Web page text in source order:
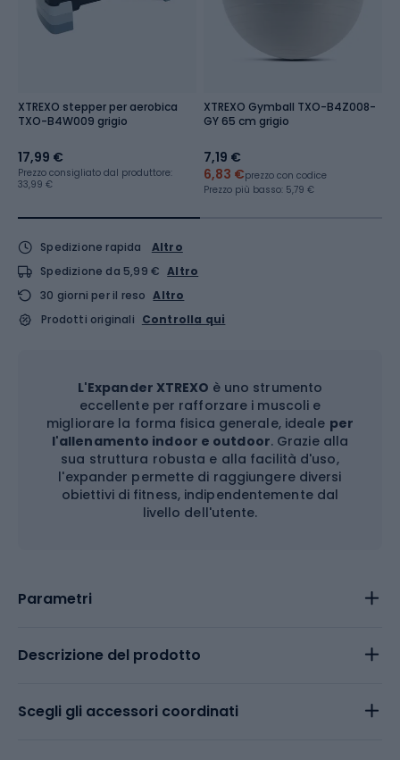
XTREXO stepper per aerobica
TXO-B4W009 grigio
17,99 €
Prezzo consigliato dal produttore:
33,99 €
XTREXO Gymball TXO-B4Z008-
GY 65 cm grigio
7,19 €
6,83 €prezzo con codice
Prezzo più basso: 5,79 €
Spedizione rapida
Altro
Spedizione da 5,99 € Altro
30 giorni per il reso Altro
Prodotti originali Controlla qui
L'Expander XTREXO è uno strumento
eccellente per rafforzare i muscoli e
migliorare la forma fisica generale, ideale per
l'allenamento indoor e outdoor. Grazie alla
sua struttura robusta e alla facilità d'uso,
l'expander permette di raggiungere diversi
obiettivi di fitness, indipendentemente dal
livello dell'utente.
Parametri
Descrizione del prodotto
Scegli gli accessori coordinati